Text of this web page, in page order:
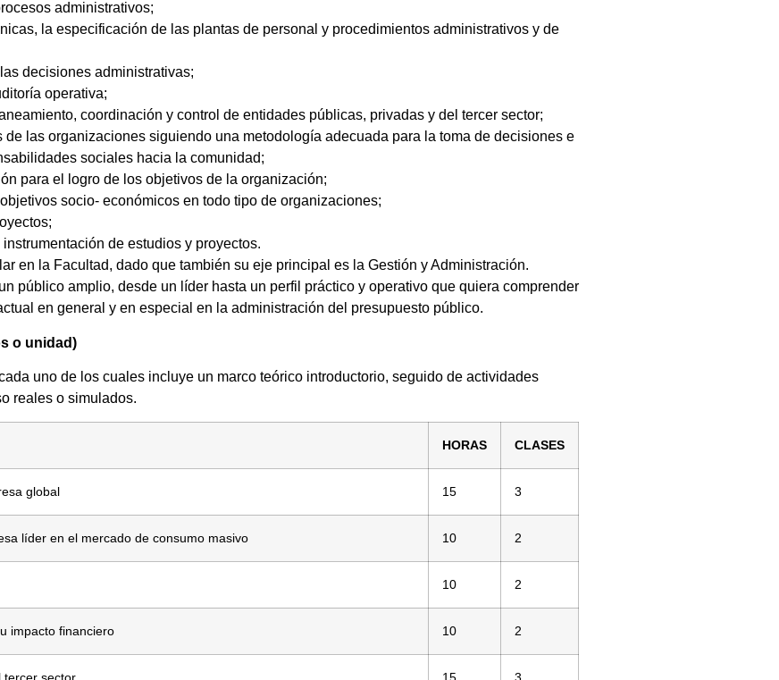
administrativos;
la especificación de las plantas de personal y procedimientos administrativos y de
decisiones administrativas;
operativa;
coordinación y control de entidades públicas, privadas y del tercer sector;
las organizaciones siguiendo una metodología adecuada para la toma de decisiones e
sociales hacia la comunidad;
para el logro de los objetivos de la organización;
socio- económicos en todo tipo de organizaciones;
de estudios y proyectos.
en la Facultad, dado que también su eje principal es la Gestión y Administración.
público amplio, desde un líder hasta un perfil práctico y operativo que quiera comprender
en general y en especial en la administración del presupuesto público.
o unidad)
uno de los cuales incluye un marco teórico introductorio, seguido de actividades
reales o simulados.
HORAS CLASES
global 15 3
líder en el mercado de consumo masivo 10 2
10 2
impacto financiero 10 2